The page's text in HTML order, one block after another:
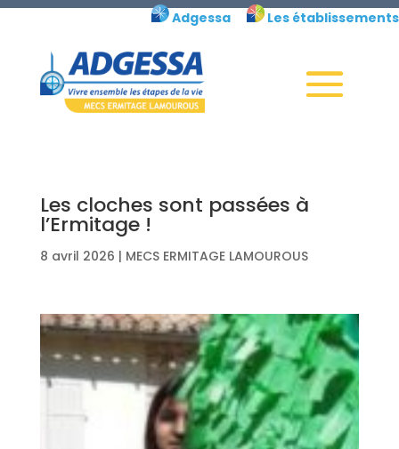
Skip
Adgessa Les établissements
Les cloches sont passées à
l’Ermitage !
8 avril 2026 | MECS ERMITAGE LAMOUROUS